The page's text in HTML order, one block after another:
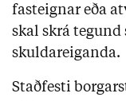
fasteignar eða
skal skrá tegund
skuldareiganda.
Staðfesti